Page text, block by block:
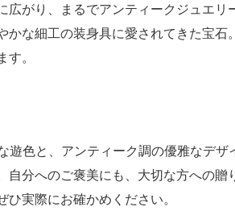
がり、まるでアンティークジュエリ
かな細工の装身具に愛されてきた宝石
。
遊色と、アンティーク調の優雅なデザ
自分へのご褒美にも、大切な方への贈
実際にお確かめください。